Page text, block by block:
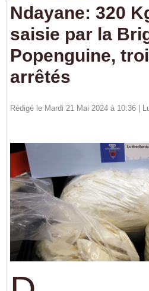
Ndayane: 320
saisie par la
Popenguine,
arrêtés
Rédigé le Mardi 21 Mai 2024 à 10:36 |